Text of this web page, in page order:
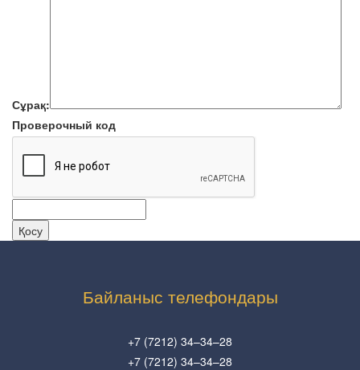
Сұрақ:
Проверочный код
Байланыс телефондары
+7 (7212) 34–34–28
+7 (7212) 34–34–28